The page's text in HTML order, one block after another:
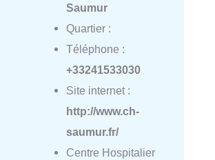
Saumur
Quartier :
Téléphone :
+33241533030
Site internet :
http://www.ch-
saumur.fr/
Centre Hospitalier